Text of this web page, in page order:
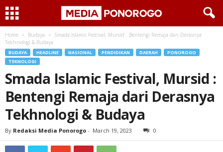
Home Budaya
Smada Islamic Festival, Mursid : Bentengi Remaja dari Derasnya
Tekhnologi & Budaya
BUDAYA HEADLINE NASIONAL PENDIDIKAN DAERAH
PONOROGO
TEKNOLOGI
Smada Islamic Festival, Mursid :
Bentengi Remaja dari Derasnya
Tekhnologi & Budaya
By Redaksi Media Ponorogo - March 19, 2023 0